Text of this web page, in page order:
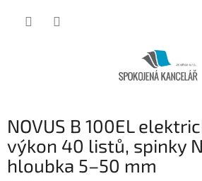
NOVUS B 100EL
výkon 40 listů, spinky
hloubka 5–50 mm